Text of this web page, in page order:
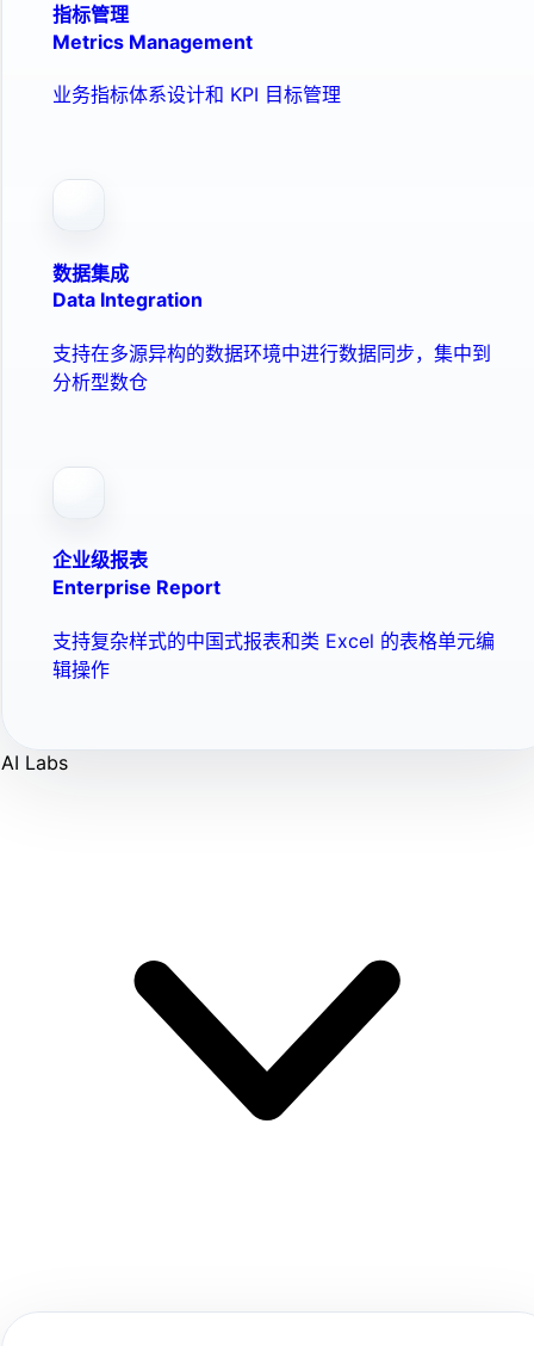
指标管理
Metrics Management
业务指标体系设计和 KPI 目标管理
数据集成
Data Integration
支持在多源异构的数据环境中进行数据同步，集中到
分析型数仓
企业级报表
Enterprise Report
支持复杂样式的中国式报表和类 Excel 的表格单元编
辑操作
AI Labs